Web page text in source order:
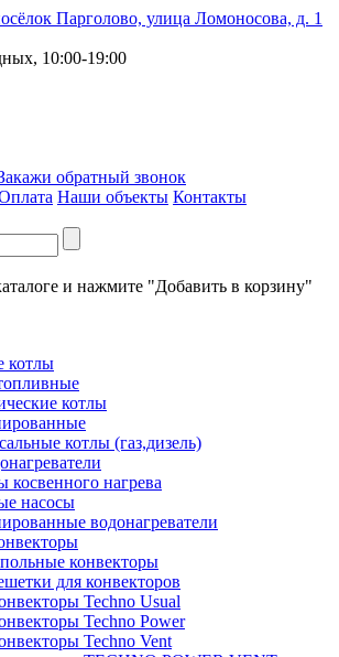
Парголово, улица Ломоносова, д. 1
10:00-19:00
обратный звонок
Наши объекты Контакты
и нажмите "Добавить в корзину"
котлы
котлы
котлы (газ,дизель)
косвенного нагрева
насосы
водонагреватели
конвекторы
для конвекторов
Techno Usual
Techno Power
Techno Vent